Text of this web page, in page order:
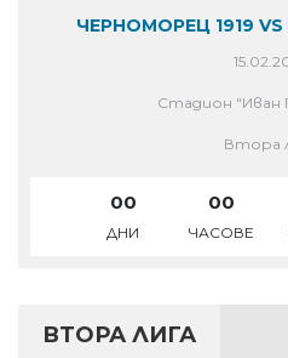
ЧЕРНОМОРЕЦ 1919
Стадион "Иван
Втора
00
ДНИ
00
ЧАСОВЕ
ВТОРА ЛИГА